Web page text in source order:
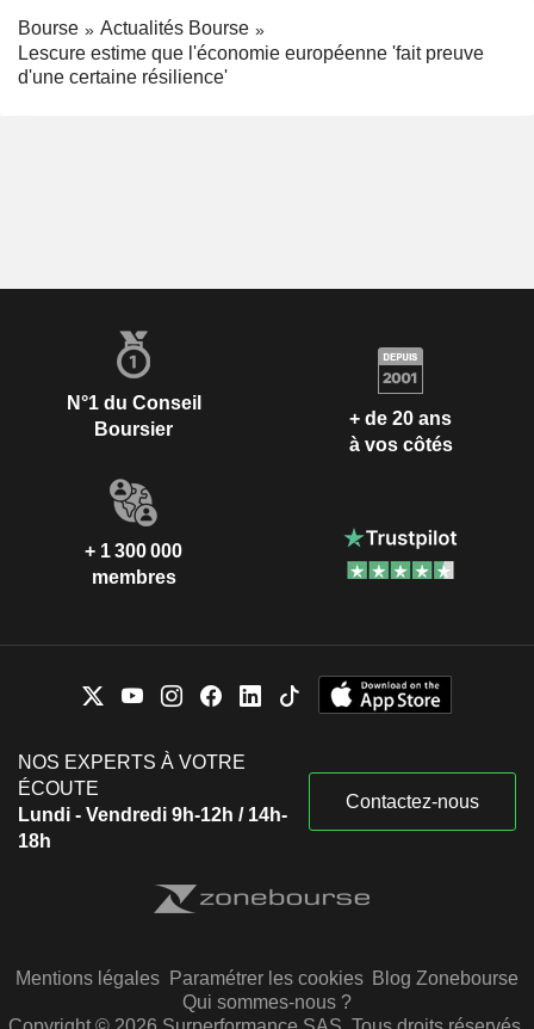
Bourse
Actualités Bourse
Lescure estime que l'économie européenne 'fait preuve
d'une certaine résilience'
N°1 du Conseil
Boursier
+ de 20 ans
à vos côtés
+ 1 300 000
membres
NOS EXPERTS À VOTRE
ÉCOUTE
Lundi - Vendredi 9h-12h / 14h-
18h
Contactez-nous
Mentions légales Paramétrer les cookies Blog Zonebourse
Qui sommes-nous ?